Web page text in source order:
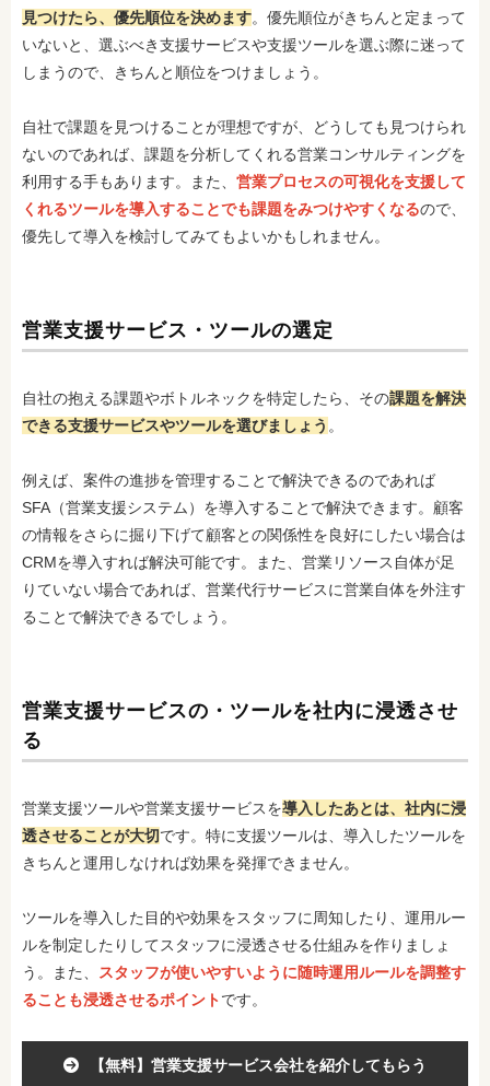
見つけたら、優先順位を決めます。優先順位がきちんと定まって
いないと、選ぶべき支援サービスや支援ツールを選ぶ際に迷って
しまうので、きちんと順位をつけましょう。
自社で課題を見つけることが理想ですが、どうしても見つけられ
ないのであれば、課題を分析してくれる営業コンサルティングを
利用する手もあります。また、 営業プロセスの可視化を支援して
くれるツールを導入することでも課題をみつけやすくなるので、
優先して導入を検討してみてもよいかもしれません。
営業支援サービス・ツールの選定
自社の抱える課題やボトルネックを特定したら、その課題を解決
できる支援サービスやツールを選びましょう 。
例えば、案件の進捗を管理することで解決できるのであれば
SFA（営業支援システム）を導入することで解決できます。顧客
の情報をさらに掘り下げて顧客との関係性を良好にしたい場合は
CRMを導入すれば解決可能です。また、営業リソース自体が足
りていない場合であれば、営業代行サービスに営業自体を外注す
ることで解決できるでしょう。
営業支援サービスの・ツールを社内に浸透させ
る
営業支援ツールや営業支援サービスを導入したあとは、社内に浸
透させることが大切です。特に支援ツールは、導入したツールを
きちんと運用しなければ効果を発揮できません。
ツールを導入した目的や効果をスタッフに周知したり、運用ルー
ルを制定したりしてスタッフに浸透させる仕組みを作りましょ
う。また、
スタッフが使いやすいように随時運用ルールを調整す
ることも浸透させるポイントです。
【無料】営業支援サービス会社を紹介してもらう